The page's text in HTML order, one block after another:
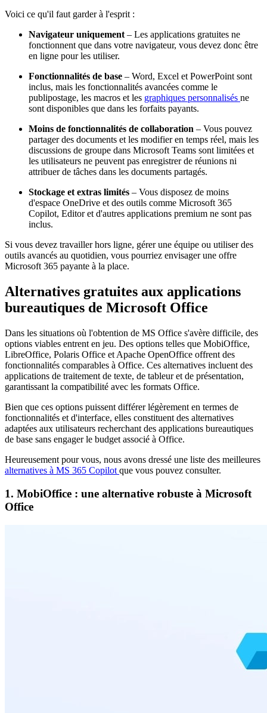
Voici ce qu'il faut garder à l'esprit :
Navigateur uniquement– Les applications gratuites ne
fonctionnent que dans votre navigateur, vous devez donc être
en ligne pour les utiliser.
Fonctionnalités de base – Word, Excel et PowerPoint sont
inclus, mais les fonctionnalités avancées comme le
publipostage, les macros et les graphiques personnalisés ne
sont disponibles que dans les forfaits payants.
Moins de fonctionnalités de collaboration – Vous pouvez
partager des documents et les modifier en temps réel, mais les
discussions de groupe dans Microsoft Teams sont limitées et
les utilisateurs ne peuvent pas enregistrer de réunions ni
attribuer de tâches dans les documents partagés.
Stockage et extras limités – Vous disposez de moins
d'espace OneDrive et des outils comme Microsoft 365
Copilot, Editor et d'autres applications premium ne sont pas
inclus.
Si vous devez travailler hors ligne, gérer une équipe ou utiliser des
outils avancés au quotidien, vous pourriez envisager une offre
Microsoft 365 payante à la place.
Alternatives gratuites aux applications
bureautiques de Microsoft Office
Dans les situations où l'obtention de MS Office s'avère difficile, des
options viables entrent en jeu. Des options telles que MobiOffice,
LibreOffice, Polaris Office et Apache OpenOffice offrent des
fonctionnalités comparables à Office. Ces alternatives incluent des
applications de traitement de texte, de tableur et de présentation,
garantissant la compatibilité avec les formats Office.
Bien que ces options puissent différer légèrement en termes de
fonctionnalités et d'interface, elles constituent des alternatives
adaptées aux utilisateurs recherchant des applications bureautiques
de base sans engager le budget associé à Office.
Heureusement pour vous, nous avons dressé une liste des meilleures
alternatives à MS 365 Copilot que vous pouvez consulter.
1. MobiOffice : une alternative robuste à Microsoft
Office